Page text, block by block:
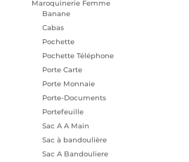
Maroquinerie Femme
Banane
Cabas
Pochette
Pochette Téléphone
Porte Carte
Porte Monnaie
Porte-Documents
Portefeuille
Sac A A Main
Sac à bandoulière
Sac A Bandouliere